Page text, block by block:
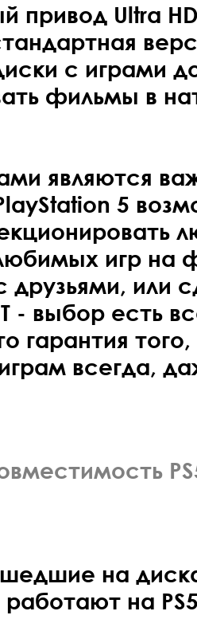
привод Ultra
с играми
фильмы в
являются
5
игр на
друзьями, или
- выбор есть
гарантия
всегда,
на
на